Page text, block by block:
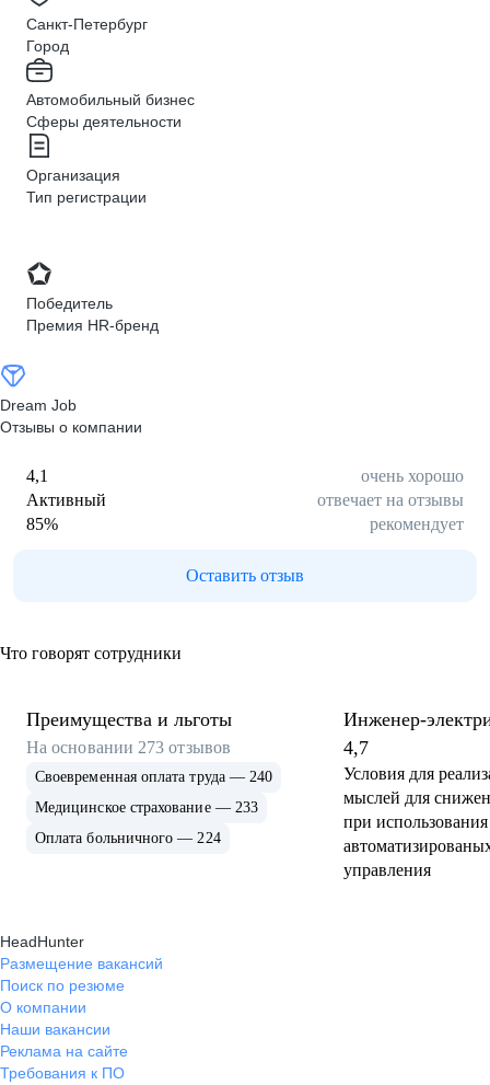
Санкт-Петербург
Город
Автомобильный бизнес
Сферы деятельности
Организация
Тип регистрации
Победитель
Премия HR-бренд
Dream Job
Отзывы о компании
4,1
очень хорошо
Активный
отвечает на отзывы
85% рекомендует
Оставить отзыв
Что говорят сотрудники
Преимущества и льготы
На основании 273 отзывов
Своевременная оплата труда — 240
Медицинское страхование — 233
Оплата больничного — 224
Инженер-
4,7
Условия для
мыслей для
при использования
управления
HeadHunter
Размещение вакансий
Поиск по резюме
О компании
Наши вакансии
Реклама на сайте
Требования к ПО